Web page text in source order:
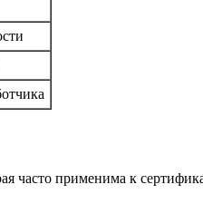
часто применима к